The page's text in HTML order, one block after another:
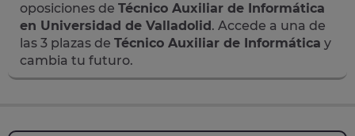
oposiciones de Técnico Auxiliar de Informática
en Universidad de Valladolid. Accede a una de
las 3 plazas de Técnico Auxiliar de Informática y
cambia tu futuro.